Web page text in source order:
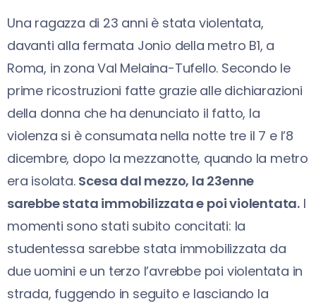
Una ragazza di 23 anni è stata violentata,
davanti alla fermata Jonio della metro B1, a
Roma, in zona Val Melaina-Tufello. Secondo le
prime ricostruzioni fatte grazie alle dichiarazioni
della donna che ha denunciato il fatto, la
violenza si è consumata nella notte tre il 7 e l’8
dicembre, dopo la mezzanotte, quando la metro
era isolata. Scesa dal mezzo, la 23enne
sarebbe stata immobilizzata e poi violentata. I
momenti sono stati subito concitati: la
studentessa sarebbe stata immobilizzata da
due uomini e un terzo l’avrebbe poi violentata in
strada, fuggendo in seguito e lasciando la